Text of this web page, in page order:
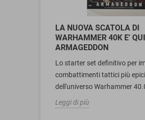
LA NUOVA SCATOLA DI
WARHAMMER 40K E'
ARMAGEDDON
Lo starter set definitivo per
combattimenti tattici più epici
dell'universo Warhammer
Leggi di più